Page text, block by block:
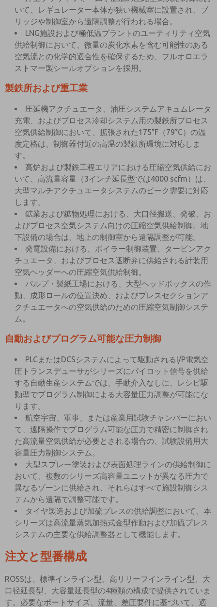
いて、レギュレーター本体が狭い機械室に設置され、ブ
リッジや制御室から遠隔調整が行われる場合。
LNG施設および極低温プラントのユーティリティ空気
供給制御において、微量の炭化水素を含む可能性のある
空気流との化学的適合性を確保するため、フルオロエラ
ストマー製シールオプションを採用。
製鉄所および重工業
圧延機アクチュエータ、油圧システムアキュムレータ
充電、およびプロセス冷却システム用の製鉄所プロセス
空気供給制御において、拡張された175°F（79°C）の温
度定格は、制御器付近の高温の製鉄所環境に対応しま
す。
高炉および製鉄工程エリアにおける圧縮空気供給にお
いて、高流量容量（3インチ延長型では4000 scfm）は、
大型マルチアクチュエータシステムのピーク需要に対応
します。
鉱業および鉱物処理における、大口径搬送、発破、お
よびプロセス空気システム向けの圧縮空気供給制御。地
下設備の場合は、地上の制御室から遠隔調整が可能。
発電設備における、ボイラー制御装置、タービンアク
チュエータ、およびプロセス遮断弁に供給される計装用
空気ヘッダーへの圧縮空気供給制御。
パルプ・製紙工場における、大型ヘッドボックスの作
動、成形ロールの位置決め、およびプレスセクションア
クチュエータへの空気供給のための圧縮空気制御システ
ム。
自動およびプログラム可能な圧力制御
PLCまたはDCSシステムによって駆動されるI/P電気空
圧トランスデューサがシリーズにパイロット信号を供給
する自動生産システムでは、手動介入なしに、レシピ駆
動型でプログラム制御による大容量圧力調整が可能にな
ります。
航空宇宙、軍事、または産業用試験チャンバーにおい
て、遠隔操作でプログラム可能な圧力で精密に制御され
た高流量空気供給が必要とされる場合の、試験設備用大
容量圧力制御システム。
大型スプレー塗装および表面処理ラインの供給制御に
おいて、複数のシリーズ高容量ユニットが異なる圧力で
異なるゾーンに供給され、それらはすべて施設制御シス
テムから遠隔で調整可能です。
タイヤ製造および加硫プレスの供給調整において、本
シリーズは高流量蒸気加熱式金型作動および加硫プレス
システムの主要な供給調整器として機能します。
注文と型番構成
ROSSは、標準インライン型、高リリーフインライン型、大
口径延長型、大容量延長型の4種類の構成で提供されていま
す。必要なポートサイズ、流量、差圧要件に基づいて、適